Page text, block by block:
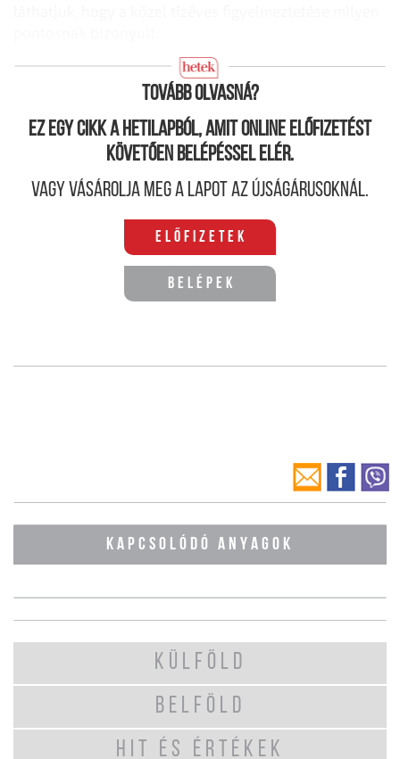
A könyv megvásárolható a kiadó weboldalán:
Tovább olvasná?
Ez egy cikk a hetilapból, amit online előfizetést
követően belépéssel elér.
Vagy vásárolja meg a lapot az újságárusoknál.
Előfizetek
Belépek
KAPCSOLÓDÓ ANYAGOK
KÜLFÖLD
BELFÖLD
HIT ÉS ÉRTÉKEK